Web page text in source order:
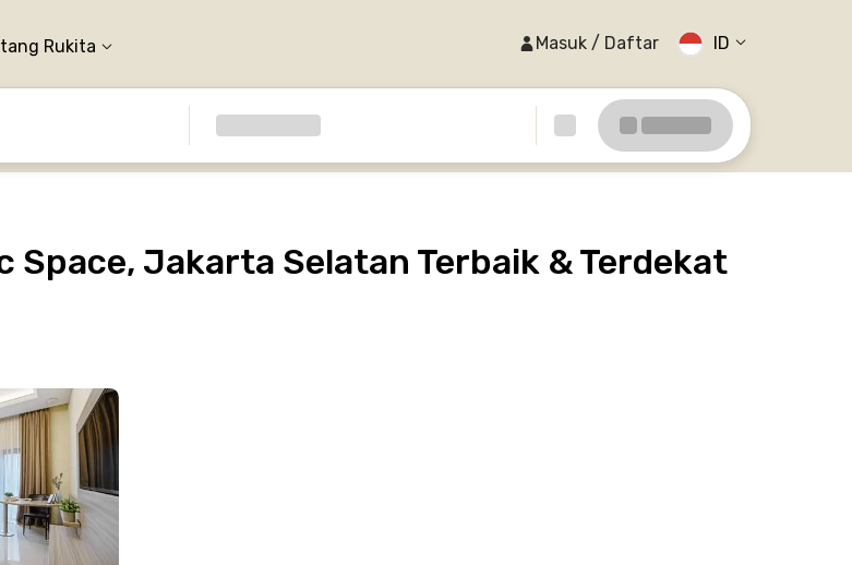
Rukita Masuk / Daftar ID
Space, Jakarta Selatan Terbaik & Terdekat